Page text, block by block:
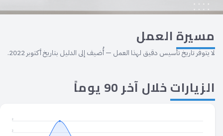
مسيرة العمل
لا يتوفر تاريخ تأسيس دقيق لهذا العمل — أُضيف إلى الدليل بتاريخ أكتوبر 2022.
الزيارات خلال آخر 90 يوماً
2
2